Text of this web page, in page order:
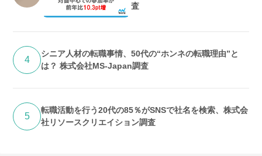
査
4
シニア人材の転職事情、50代の“ホンネの転職理由”と
は？ 株式会社MS-Japan調査
5
転職活動を行う20代の85％がSNSで社名を検索、株式会
社リソースクリエイション調査